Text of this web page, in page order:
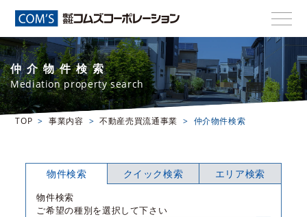
仲介物件検索
Mediation property search
TOP 事業内容 不動産売買流通事業 仲介物件検索
物件検索
物件検索
ご希望の種別を選択して下さい
クイック検索 エリア検索